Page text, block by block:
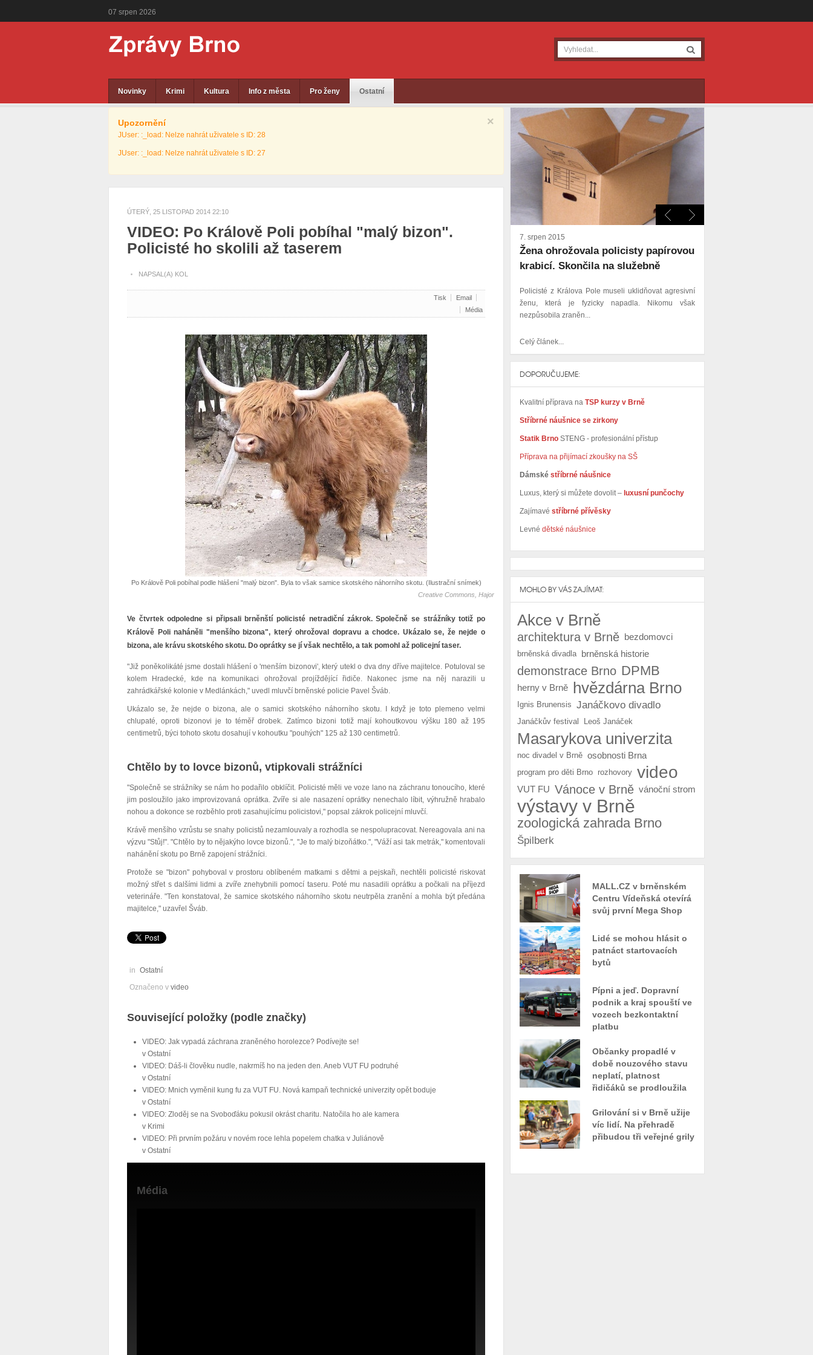
07 srpen 2026
Novinky Krimi Kultura Info z města Pro ženy Ostatní
×
Upozornění
JUser: :_load: Nelze nahrát uživatele s ID: 28
JUser: :_load: Nelze nahrát uživatele s ID: 27
ÚTERÝ, 25 LISTOPAD 2014 22:10
VIDEO: Po Králově Poli pobíhal "malý bizon".
Policisté ho skolili až taserem
NAPSAL(A) KOL
Tisk
Email
Média
Po Králově Poli pobíhal podle hlášení "malý bizon". Byla to však samice skotského náhorního skotu. (Ilustrační snímek)
Creative Commons, Hajor
Ve čtvrtek odpoledne si připsali brněnští policisté netradiční zákrok. Společně se strážníky totiž po
Králově Poli naháněli "menšího bizona", který ohrožoval dopravu a chodce. Ukázalo se, že nejde o
bizona, ale krávu skotského skotu. Do oprátky se jí však nechtělo, a tak pomohl až policejní taser.
"Již poněkolikáté jsme dostali hlášení o 'menším bizonovi', který utekl o dva dny dříve majitelce. Potuloval se
kolem Hradecké, kde na komunikaci ohrožoval projíždějící řidiče. Nakonec jsme na něj narazili u
zahrádkářské kolonie v Medlánkách," uvedl mluvčí brněnské policie Pavel Šváb.
Ukázalo se, že nejde o bizona, ale o samici skotského náhorního skotu. I když je toto plemeno velmi
chlupaté, oproti bizonovi je to téměř drobek. Zatímco bizoni totiž mají kohoutkovou výšku 180 až 195
centimetrů, býci tohoto skotu dosahují v kohoutku "pouhých" 125 až 130 centimetrů.
Chtělo by to lovce bizonů, vtipkovali strážníci
"Společně se strážníky se nám ho podařilo obklíčit. Policisté měli ve voze lano na záchranu tonoucího, které
jim posloužilo jako improvizovaná oprátka. Zvíře si ale nasazení oprátky nenechalo líbit, výhružně hrabalo
nohou a dokonce se rozběhlo proti zasahujícímu policistovi," popsal zákrok policejní mluvčí.
Krávě menšího vzrůstu se snahy policistů nezamlouvaly a rozhodla se nespolupracovat. Nereagovala ani na
výzvu "Stůj!". "Chtělo by to nějakýho lovce bizonů.", "Je to malý bizoňátko.", "Váží asi tak metrák," komentovali
nahánění skotu po Brně zapojení strážníci.
Protože se "bizon" pohyboval v prostoru oblíbeném matkami s dětmi a pejskaři, nechtěli policisté riskovat
možný střet s dalšími lidmi a zvíře znehybnili pomocí taseru. Poté mu nasadili oprátku a počkali na příjezd
veterináře. "Ten konstatoval, že samice skotského náhorního skotu neutrpěla zranění a mohla být předána
majitelce," uzavřel Šváb.
in Ostatní
Označeno v video
Související položky (podle značky)
VIDEO: Jak vypadá záchrana zraněného horolezce? Podívejte se!
v Ostatní
VIDEO: Dáš-li člověku nudle, nakrmíš ho na jeden den. Aneb VUT FU podruhé
v Ostatní
VIDEO: Mnich vyměnil kung fu za VUT FU. Nová kampaň technické univerzity opět boduje
v Ostatní
VIDEO: Zloděj se na Svoboďáku pokusil okrást charitu. Natočila ho ale kamera
v Krimi
VIDEO: Při prvním požáru v novém roce lehla popelem chatka v Juliánově
v Ostatní
Média
7. srpen 2015
Žena ohrožovala policisty papírovou
krabicí. Skončila na služebně
Policisté z Králova Pole museli uklidňovat agresivní
ženu, která je fyzicky napadla. Nikomu však
nezpůsobila zraněn...
Celý článek...
DOPORUČUJEME:
Kvalitní příprava na TSP kurzy v Brně
Stříbrné náušnice se zirkony
Statik Brno STENG - profesionální přístup
Příprava na přijímací zkoušky na SŠ
Dámské stříbrné náušnice
Luxus, který si můžete dovolit – luxusní punčochy
Zajímavé stříbrné přívěsky
Levné dětské náušnice
MOHLO BY VÁS ZAJÍMAT:
Akce v Brně
architektura v Brně bezdomovci
brněnská divadla brněnská historie
demonstrace Brno DPMB
herny v Brně hvězdárna Brno
Ignis Brunensis Janáčkovo divadlo
Janáčkův festival Leoš Janáček
Masarykova univerzita
noc divadel v Brně osobnosti Brna
program pro děti Brno rozhovory video
VUT FU Vánoce v Brně vánoční strom
výstavy v Brně
zoologická zahrada Brno
Špilberk
MALL.CZ v brněnském
Centru Vídeňská otevírá
svůj první Mega Shop
Lidé se mohou hlásit o
patnáct startovacích
bytů
Pípni a jeď. Dopravní
podnik a kraj spouští ve
vozech bezkontaktní
platbu
Občanky propadlé v
době nouzového stavu
neplatí, platnost
řidičáků se prodloužila
Grilování si v Brně užije
víc lidí. Na přehradě
přibudou tři veřejné grily